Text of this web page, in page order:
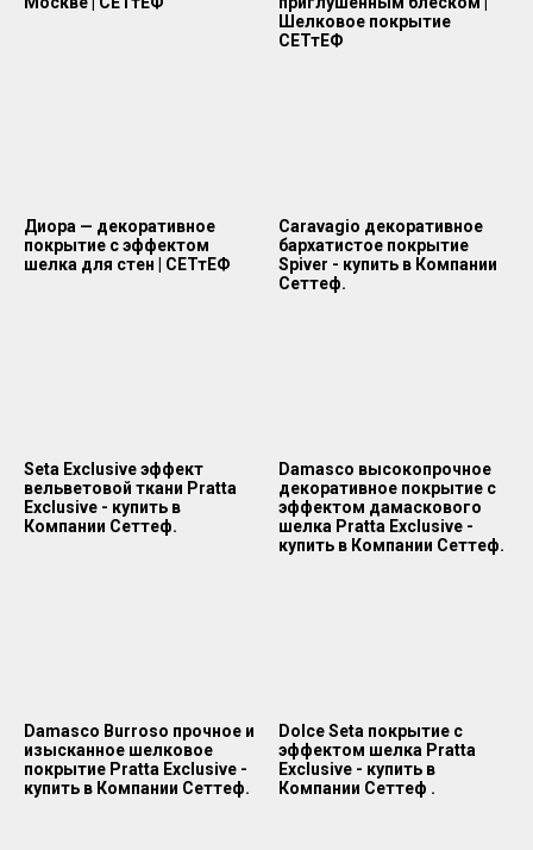
Шелковое покрытие
СЕТтЕФ
Диора — декоративное
покрытие с эффектом
шелка для стен | СЕТтЕФ
Caravagio декоративное
бархатистое покрытие
Spiver - купить в Компании
Сеттеф.
Seta Exclusive эффект
вельветовой ткани Pratta
Exclusive - купить в
Компании Сеттеф.
Damasco высокопрочное
декоративное покрытие с
эффектом дамаскового
шелка Pratta Exclusive -
купить в Компании Сеттеф.
Damasco Burroso прочное и
изысканное шелковое
покрытие Pratta Exclusive -
купить в Компании Сеттеф.
Dolce Seta покрытие с
эффектом шелка Pratta
Exclusive - купить в
Компании Сеттеф .